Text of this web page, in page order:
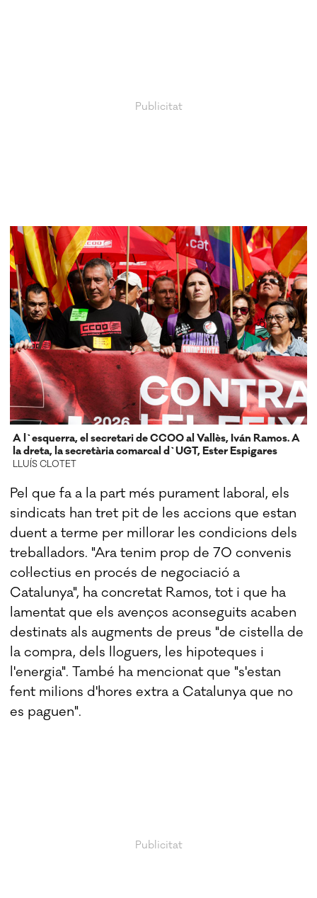
A l`esquerra, el secretari de CCOO al Vallès, Iván Ramos. A
la dreta, la secretària comarcal d`UGT, Ester Espigares
LLUÍS CLOTET
Pel que fa a la part més purament laboral, els
sindicats han tret pit de les accions que estan
duent a terme per millorar les condicions dels
treballadors. "Ara tenim prop de 70 convenis
col·lectius en procés de negociació a
Catalunya", ha concretat Ramos, tot i que ha
lamentat que els avenços aconseguits acaben
destinats als augments de preus "de cistella de
la compra, dels lloguers, les hipoteques i
l'energia". També ha mencionat que "s'estan
fent milions d'hores extra a Catalunya que no
es paguen".